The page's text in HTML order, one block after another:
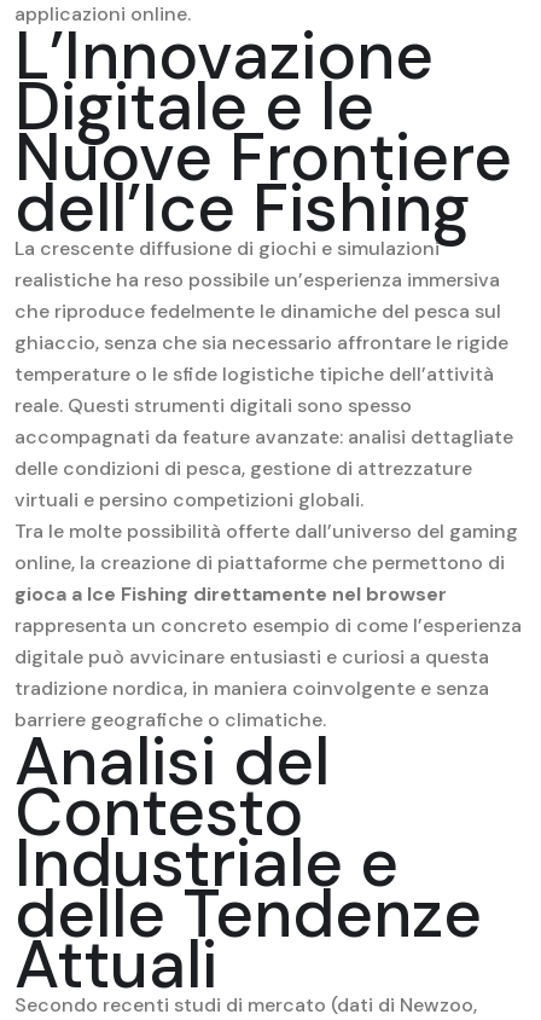
applicazioni online.
L’Innovazione
Digitale e le
Nuove Frontiere
dell’Ice Fishing
La crescente diffusione di giochi e simulazioni
realistiche ha reso possibile un’esperienza immersiva
che riproduce fedelmente le dinamiche del pesca sul
ghiaccio, senza che sia necessario affrontare le rigide
temperature o le sfide logistiche tipiche dell’attività
reale. Questi strumenti digitali sono spesso
accompagnati da feature avanzate: analisi dettagliate
delle condizioni di pesca, gestione di attrezzature
virtuali e persino competizioni globali.
Tra le molte possibilità offerte dall’universo del gaming
online, la creazione di piattaforme che permettono di
gioca a Ice Fishing direttamente nel browser
rappresenta un concreto esempio di come l’esperienza
digitale può avvicinare entusiasti e curiosi a questa
tradizione nordica, in maniera coinvolgente e senza
barriere geografiche o climatiche.
Analisi del
Contesto
Industriale e
delle Tendenze
Attuali
Secondo recenti studi di mercato (dati di Newzoo,